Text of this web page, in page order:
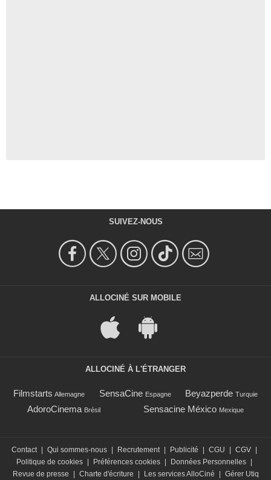
SUIVEZ-NOUS
ALLOCINÉ SUR MOBILE
ALLOCINÉ À L'ÉTRANGER
Filmstarts Allemagne SensaCine Espagne Beyazperde Turquie
AdoroCinema Brésil Sensacine México Mexique
Contact Qui sommes-nous Recrutement Publicité CGU CGV
Politique de cookies
Préférences cookies Données Personnelles
Revue de presse
Charte d'écriture Les services AlloCiné Gérer Utiq